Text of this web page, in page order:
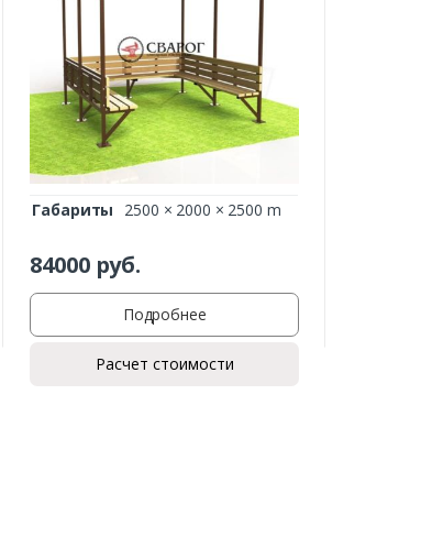
Габариты 2500 × 2000 × 2500 m
84000руб.
Подробнее
Расчет стоимости